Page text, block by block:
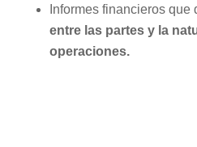
Informes financieros que
entre las partes y la
operaciones.